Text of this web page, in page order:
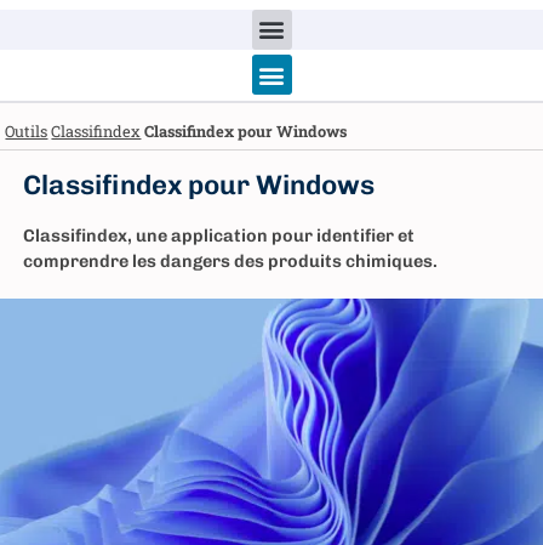
Outils Classifindex Classifindex pour Windows
Classifindex pour Windows
Classifindex, une application pour identifier et
comprendre les dangers des produits chimiques.